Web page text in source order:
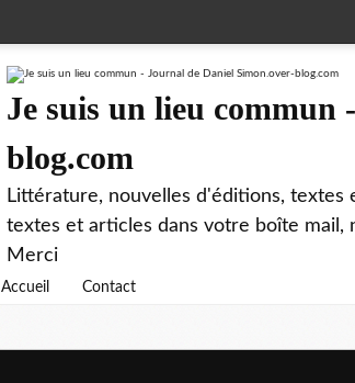
Je suis un lieu commun
blog.com
Littérature, nouvelles d'éditions, textes
textes et articles dans votre boîte mail,
Merci
Accueil Contact